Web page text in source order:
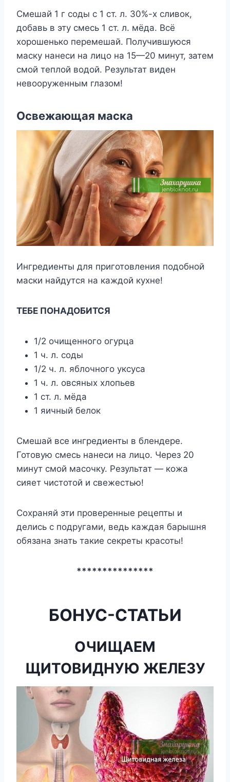
Смешай 1 г соды с 1 ст. л. 30%-х сливок,
добавь в эту смесь 1 ст. л. мёда. Всё
хорошенько перемешай. Получившуюся
маску нанеси на лицо на 15—20 минут, затем
смой теплой водой. Результат виден
невооруженным глазом!
Освежающая маска
Ингредиенты для приготовления подобной
маски найдутся на каждой кухне!
ТЕБЕ ПОНАДОБИТСЯ
1/2 очищенного огурца
1 ч. л. соды
1/2 ч. л. яблочного уксуса
1 ч. л. овсяных хлопьев
1 ст. л. мёда
1 яичный белок
Смешай все ингредиенты в блендере.
Готовую смесь нанеси на лицо. Через 20
минут смой масочку. Результат — кожа
сияет чистотой и свежестью!
Сохраняй эти проверенные рецепты и
делись с подругами, ведь каждая барышня
обязана знать такие секреты красоты!
***************
БОНУС-СТАТЬИ
ОЧИЩАЕМ
ЩИТОВИДНУЮ ЖЕЛEЗУ